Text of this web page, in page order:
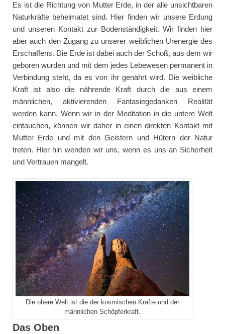
Es ist die Richtung von Mutter Erde, in der alle unsichtbaren
Naturkräfte beheimatet sind. Hier finden wir unsere Erdung
und unseren Kontakt zur Bodenständigkeit. Wir finden hier
aber auch den Zugang zu unserer weiblichen Urenergie des
Erschaffens. Die Erde ist dabei auch der Schoß, aus dem wir
geboren wurden und mit dem jedes Lebewesen permanent in
Verbindung steht, da es von ihr genährt wird. Die weibliche
Kraft ist also die nährende Kraft durch die aus einem
männlichen, aktivierenden Fantasiegedanken Realität
werden kann. Wenn wir in der Meditation in die untere Welt
eintauchen, können wir daher in einen direkten Kontakt mit
Mutter Erde und mit den Geistern und Hütern der Natur
treten. Hier hin wenden wir uns, wenn es uns an Sicherheit
und Vertrauen mangelt.
Die obere Welt ist die der kosmischen Kräfte und der
männlichen Schöpferkraft.
Das Oben